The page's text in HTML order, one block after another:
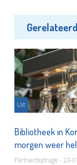
Uit
Bibliotheek in
morgen weer
Partnerbijdrage - 23-